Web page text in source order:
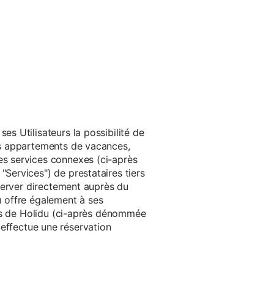
Utilisateurs la possibilité de
de vacances,
services connexes (ci-après
de prestataires tiers
directement auprès du
offre également à ses
de Holidu (ci-après dénommée
une réservation